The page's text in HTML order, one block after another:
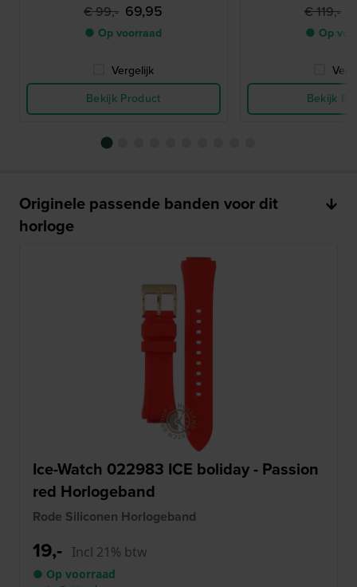
€ 99,- 69,95
● Op voorraad
Vergelijk
Bekijk Product
€ 119,-
● Op
Bekijk
Originele passende banden voor dit
horloge
Ice-Watch 022983 ICE boliday - Passion
red Horlogeband
Rode Siliconen Horlogeband
19,- Incl 21% btw
● Op voorraad